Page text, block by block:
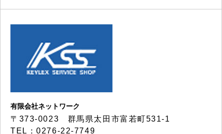
有限会社ネットワーク
〒373-0023 群馬県太田市富若町531-1
TEL：0276-22-7749